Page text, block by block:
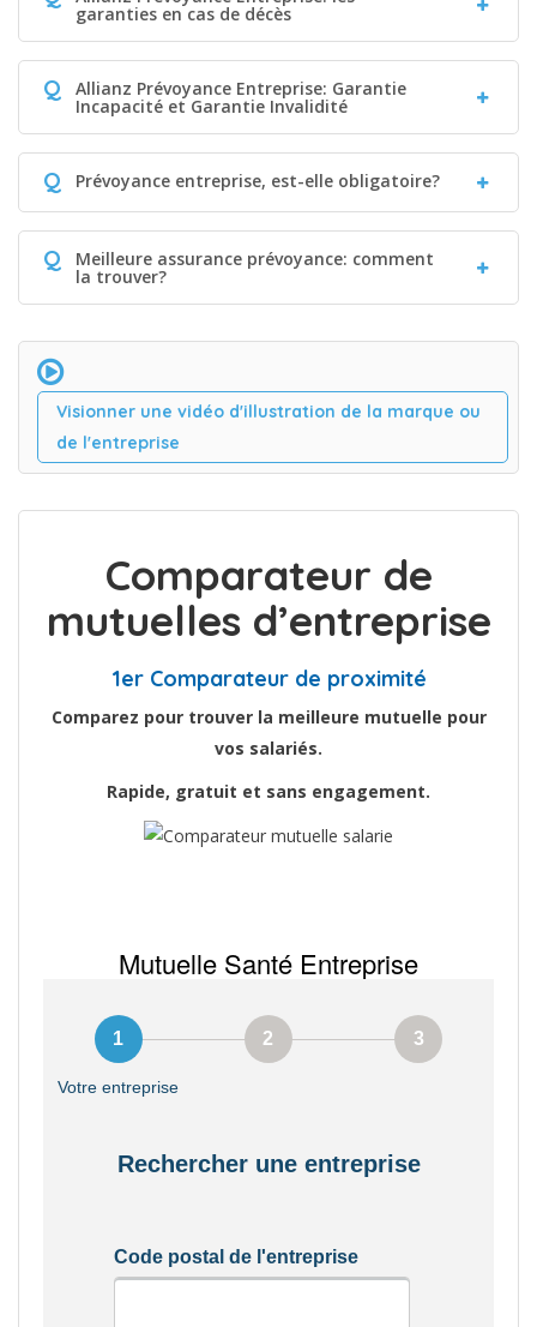
garanties en cas de décès
Q Allianz Prévoyance Entreprise: Garantie
Incapacité et Garantie Invalidité
Q Prévoyance entreprise, est-elle obligatoire?
Q Meilleure assurance prévoyance: comment
la trouver?
Visionner une vidéo d'illustration de la marque ou
de l'entreprise
Comparateur de
mutuelles d’entreprise
1er Comparateur de proximité
Comparez pour trouver la meilleure mutuelle pour
vos salariés.
Rapide, gratuit et sans engagement.